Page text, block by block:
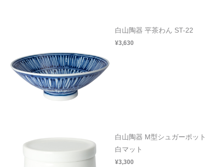
白山陶器 平茶わん ST-22
¥3,630
白山陶器 M型シュガーポット
白マット
¥3,300